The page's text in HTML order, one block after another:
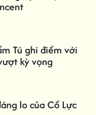
Tú ghi điểm với
kỳ vọng
lo của Cổ Lực